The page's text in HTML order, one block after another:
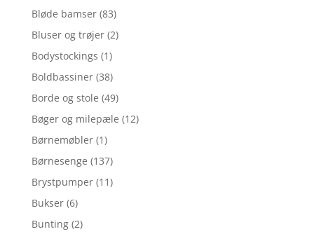
Bløde bamser (83)
Bluser og trøjer (2)
Bodystockings (1)
Boldbassiner (38)
Borde og stole (49)
Bøger og milepæle (12)
Børnemøbler (1)
Børnesenge (137)
Brystpumper (11)
Bukser (6)
Bunting (2)